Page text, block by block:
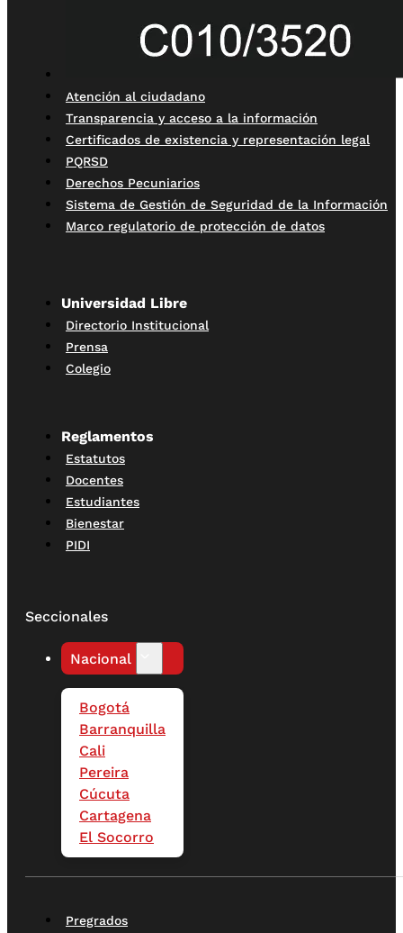
Atención al ciudadano
Transparencia y acceso a la información
Certificados de existencia y representación legal
PQRSD
Derechos Pecuniarios
Sistema de Gestión de Seguridad de la Información
Marco regulatorio de protección de datos
Universidad Libre
Directorio Institucional
Prensa
Colegio
Reglamentos
Estatutos
Docentes
Estudiantes
Bienestar
PIDI
Seccionales
Nacional
Bogotá
Barranquilla
Cali
Pereira
Cúcuta
Cartagena
El Socorro
Pregrados